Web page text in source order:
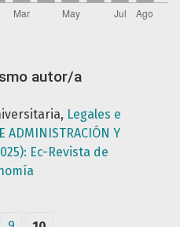
autor/a
Legales e
ADMINISTRACIÓN Y
Ec-Revista de